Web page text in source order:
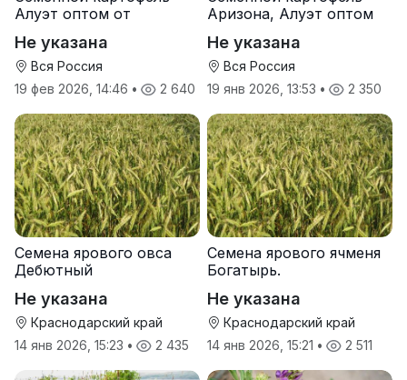
Алуэт оптом от
Не указана
Вся Россия
19 фев 2026, 14:46 • 2 640
Аризона, Алуэт оптом
Не указана
Вся Россия
19 янв 2026, 13:53 • 2 350
Семена ярового овса
Дебютный
Не указана
Краснодарский край
14 янв 2026, 15:23 • 2 435
Семена ярового ячменя
Богатырь.
Не указана
Краснодарский край
14 янв 2026, 15:21 • 2 511